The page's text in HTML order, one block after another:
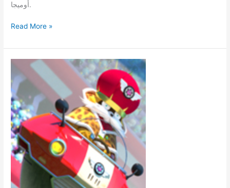
أوميجا.
المزيد
أسلوب
لعب
Sonic
Racing
Read More »